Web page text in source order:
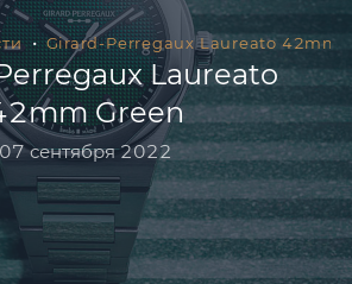
Girard-Perregaux Laureato 42mm
Laureato
Green
07 сентября 2022